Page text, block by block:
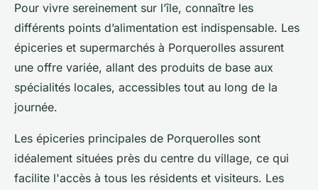
Pour vivre sereinement sur l’île, connaître les
différents points d’alimentation est indispensable. Les
épiceries et supermarchés à Porquerolles assurent
une offre variée, allant des produits de base aux
spécialités locales, accessibles tout au long de la
journée.
Les épiceries principales de Porquerolles sont
idéalement situées près du centre du village, ce qui
facilite l'accès à tous les résidents et visiteurs. Les